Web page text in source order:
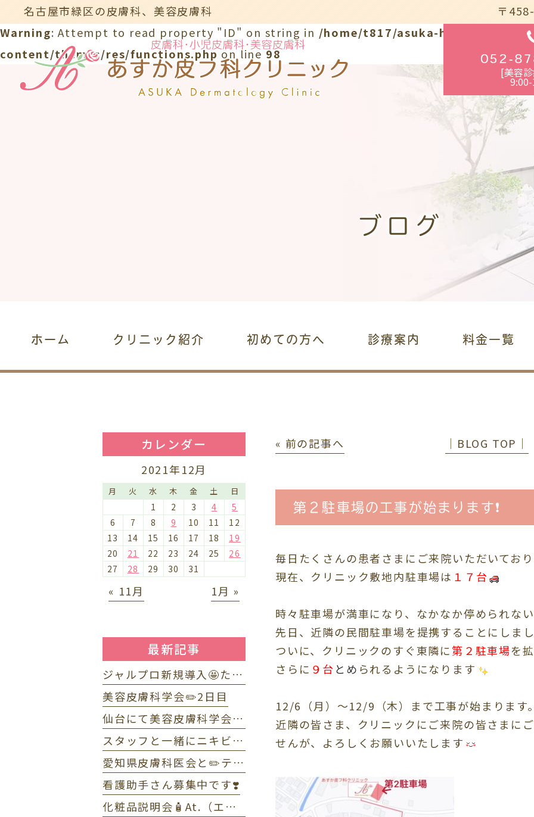
Warning: Attempt to read property "ID" on string in /home/t817/asuka-hifuka.com/
content/themes/res/functions.phpon line98
名古屋市緑区の皮膚科、美容皮膚科 〒
052-
[美容
ブログ
ホーム クリニック紹介 初めての方へ 診療案内 料金一覧
« 前の記事へ │BLOG TOP│
第２駐車場の工事が始まります❗️
毎日たくさんの患者さまにご来院いただいてお
現在、クリニック敷地内駐車場は １７台
時々駐車場が満車になり、なかなか停められな
先日、近隣の民間駐車場を提携することにしまし
ついに、クリニックのすぐ東隣に第２駐車場を
さらに ９台 と め られるようになります
12/6（月）〜12/9（木）まで工事が始まります。
近隣の皆さま、クリニックにご来院の皆さまに
せんが、よろしくお願いいたします
カレンダー
2021年12月
月 火 水 木 金 土 日
1 2 3 4
5
6
7 8 9 10 11
12
13
14 15 16 17 18
19
20
21 22 23 24 25
26
27
28 29 30 31
« 11月 1月 »
最新記事
ジャルプロ新規導入🤩たるみ改善に「ジャルプロ・スーパーハイドロ」💉目元のくま・小じわに「ジャルプロヤングアイ」👀
美容皮膚科学会✏️2日目
仙台にて美容皮膚科学会✏️1日目
スタッフと一緒にニキビWEBセミナーで配信しました☺️
愛知県皮膚科医会と✏️テニス部OB・OG会🎾
看護助手さん募集中です❣️
化粧品説明会🧴At.（エーティー）とゼオスキンヘルス